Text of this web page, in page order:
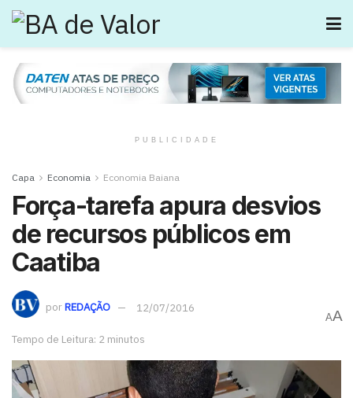
PUBLICIDADE
Capa Economia Economia Baiana
Força-tarefa apura desvios
de recursos públicos em
Caatiba
porREDAÇÃO 12/07/2016
Tempo de Leitura: 2 minutos
AA